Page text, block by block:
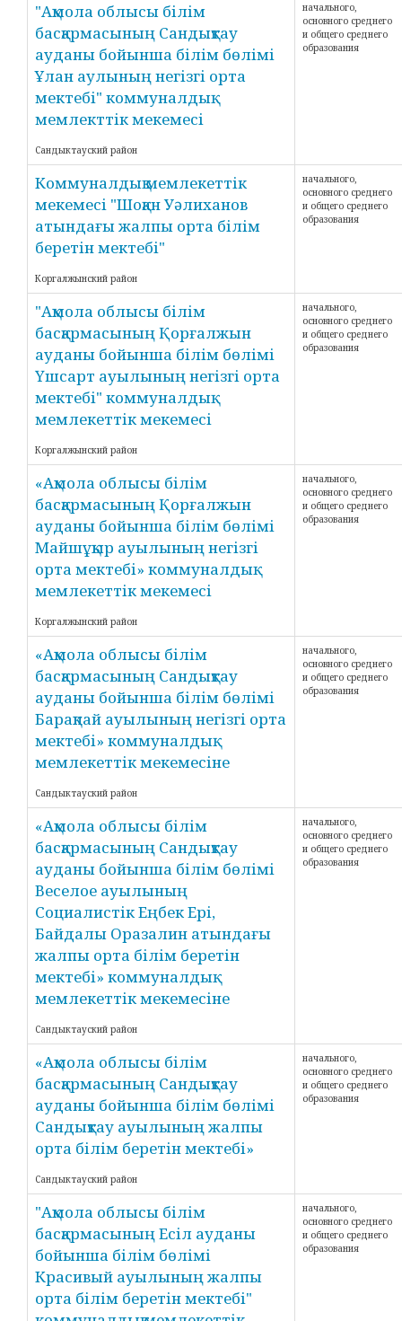
"Ақмола облысы білім
басқармасының Сандықтау
ауданы бойынша білім бөлімі
Ұлан аулының негізгі орта
мектебі" коммуналдық
мемлекттік мекемесі
Сандыктауский район
начального,
основного среднего
и общего среднего
образования
Коммуналдық мемлекеттік
мекемесі "Шоқан Уәлиханов
атындағы жалпы орта білім
беретін мектебі"
Коргалжынский район
начального,
основного среднего
и общего среднего
образования
"Ақмола облысы білім
басқармасының Қорғалжын
ауданы бойынша білім бөлімі
Үшсарт ауылының негізгі орта
мектебі" коммуналдық
мемлекеттік мекемесі
Коргалжынский район
начального,
основного среднего
и общего среднего
образования
«Ақмола облысы білім
басқармасының Қорғалжын
ауданы бойынша білім бөлімі
Майшұқыр ауылының негізгі
орта мектебі» коммуналдық
мемлекеттік мекемесі
Коргалжынский район
начального,
основного среднего
и общего среднего
образования
«Ақмола облысы білім
басқармасының Сандықтау
ауданы бойынша білім бөлімі
Барақпай ауылының негізгі орта
мектебі» коммуналдық
мемлекеттік мекемесіне
Сандыктауский район
начального,
основного среднего
и общего среднего
образования
«Ақмола облысы білім
басқармасының Сандықтау
ауданы бойынша білім бөлімі
Веселое ауылының
Социалистік Еңбек Ері,
Байдалы Оразалин атындағы
жалпы орта білім беретін
мектебі» коммуналдық
мемлекеттік мекемесіне
Сандыктауский район
начального,
основного среднего
и общего среднего
образования
«Ақмола облысы білім
басқармасының Сандықтау
ауданы бойынша білім бөлімі
Сандықтау ауылының жалпы
орта білім беретін мектебі»
Сандыктауский район
начального,
основного среднего
и общего среднего
образования
"Ақмола облысы білім
басқармасының Есіл ауданы
бойынша білім бөлімі
Красивый ауылының жалпы
орта білім беретін мектебі"
начального,
основного среднего
и общего среднего
образования